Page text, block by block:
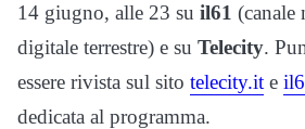
14 giugno, alle 23 su il61 (canale
digitale terrestre) e su Telecity.
essere rivista sul sito telecity.it e
dedicata al programma.